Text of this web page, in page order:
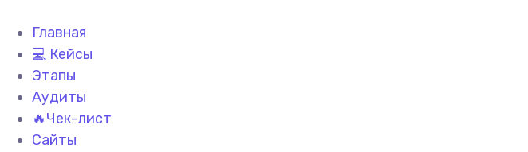
Главная
💻 Кейсы
Этапы
Аудиты
🔥Чек-лист
Сайты